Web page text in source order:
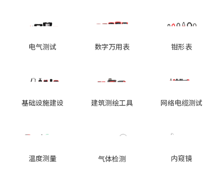
电气测试 数字万用表 钳形表
基础设施建设 建筑测绘工具 网络电缆测试
温度测量 气体检测 内窥镜